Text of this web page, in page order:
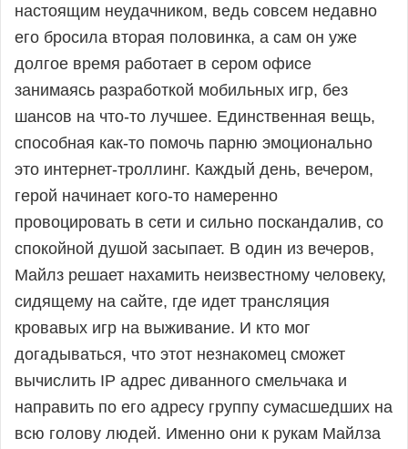
настоящим неудачником, ведь совсем недавно
его бросила вторая половинка, а сам он уже
долгое время работает в сером офисе
занимаясь разработкой мобильных игр, без
шансов на что-то лучшее. Единственная вещь,
способная как-то помочь парню эмоционально
это интернет-троллинг. Каждый день, вечером,
герой начинает кого-то намеренно
провоцировать в сети и сильно поскандалив, со
спокойной душой засыпает. В один из вечеров,
Майлз решает нахамить неизвестному человеку,
сидящему на сайте, где идет трансляция
кровавых игр на выживание. И кто мог
догадываться, что этот незнакомец сможет
вычислить IP адрес диванного смельчака и
направить по его адресу группу сумасшедших на
всю голову людей. Именно они к рукам Майлза